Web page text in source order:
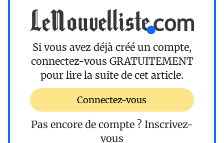
Si vous avez déjà créé un compte,
connectez-vous GRATUITEMENT
pour lire la suite de cet article.
Connectez-vous
Pas encore de compte ? Inscrivez-
vous